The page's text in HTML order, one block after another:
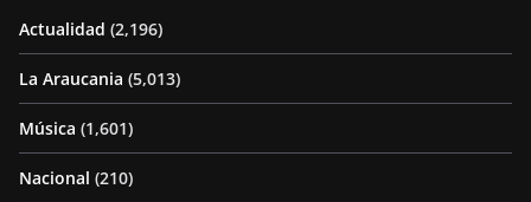
Actualidad (2,196)
La Araucania (5,013)
Música (1,601)
Nacional (210)